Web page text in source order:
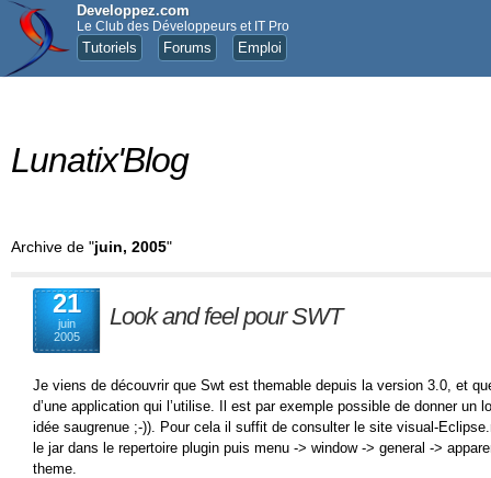
Developpez.com
Le Club des Développeurs et IT Pro
Tutoriels Forums Emploi
Lunatix'Blog
Archive de "juin, 2005"
21
juin
2005
Look and feel pour SWT
Je viens de découvrir que Swt est themable depuis la version 3.0, et
d’une application qui l’utilise. Il est par exemple possible de donner un
idée saugrenue ;-)). Pour cela il suffit de consulter le site visual-
le jar dans le repertoire plugin puis menu -> window -> general ->
theme.